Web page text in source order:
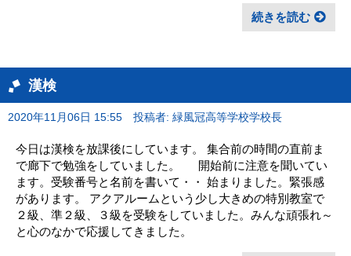
続きを読む
漢検
2020年11月06日 15:55 投稿者: 緑風冠高等学校学校長
今日は漢検を放課後にしています。 集合前の時間の直前ま
で廊下で勉強をしていました。 開始前に注意を聞いてい
ます。受験番号と名前を書いて・・ 始まりました。緊張感
があります。 アクアルームという少し大きめの特別教室で
２級、準２級、３級を受験をしていました。みんな頑張れ～
と心のなかで応援してきました。